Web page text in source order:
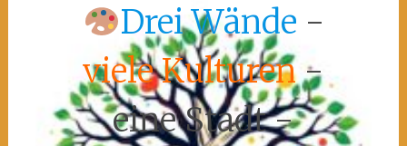
Drei Wände -
viele Kulturen-
eine Stadt -